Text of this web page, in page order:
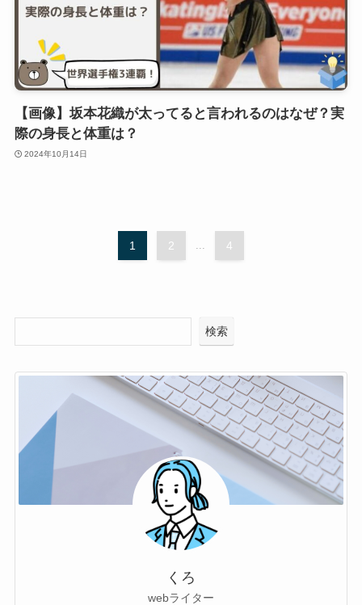
【画像】坂本花織が太ってると言われるのはなぜ？実
際の身長と体重は？
2024年10月14日
1 2 ... 4
検索
くろ
webライター